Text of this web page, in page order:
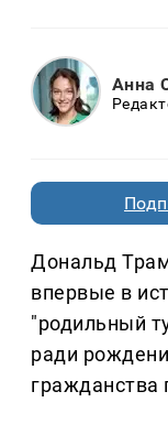
Анна
Дональд
впервые в
"родильный
ради
гражданства